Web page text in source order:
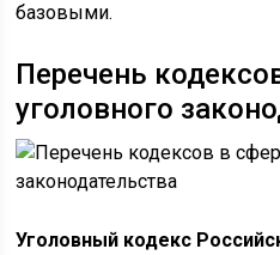
базовыми.
Перечень
уголовного
Уголовный кодекс